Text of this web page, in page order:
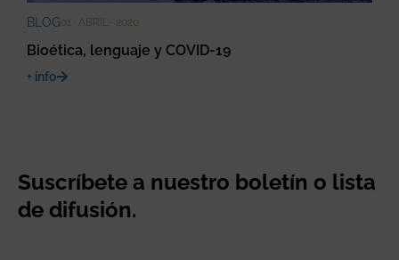
BLOG01 · ABRIL · 2020
Bioética, lenguaje y COVID-19
+ info
Suscríbete a nuestro boletín o lista
de difusión.